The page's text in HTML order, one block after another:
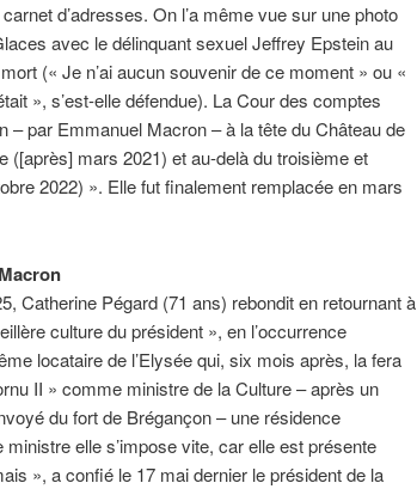
d’adresses. On l’a même vue sur une photo
avec le délinquant sexuel Jeffrey Epstein au
(« Je n’ai aucun souvenir de ce moment » ou «
», s’est-elle défendue). La Cour des comptes
– par Emmanuel Macron – à la tête du Château de
([après] mars 2021) et au-delà du troisième et
2022) ». Elle fut finalement remplacée en mars
Catherine Pégard (71 ans) rebondit en retournant à
culture du président », en l’occurrence
locataire de l’Elysée qui, six mois après, la fera
II » comme ministre de la Culture – après un
du fort de Brégançon – une résidence
elle s’impose vite, car elle est présente
», a confié le 17 mai dernier le président de la